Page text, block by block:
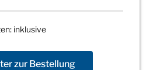
inklusive
zur Bestellung